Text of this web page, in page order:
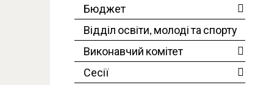
Бюджет
Відділ освіти, молоді та спорту
Виконавчий комітет
Сесії